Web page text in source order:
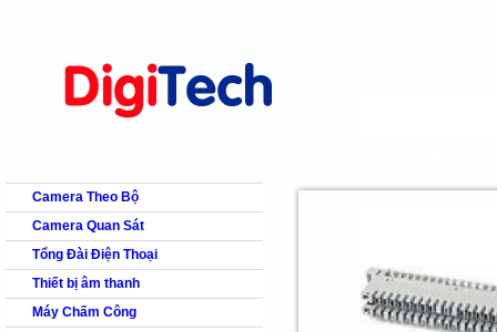
products
Camera Theo Bộ
Camera Quan Sát
Tổng Đài Điện Thoại
Thiết bị âm thanh
Máy Chấm Công